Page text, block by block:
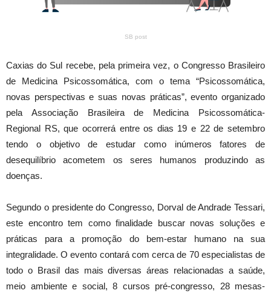
SB post
Caxias do Sul recebe, pela primeira vez, o Congresso Brasileiro
de Medicina Psicossomática, com o tema “Psicossomática,
novas perspectivas e suas novas práticas”, evento organizado
pela Associação Brasileira de Medicina Psicossomática-
Regional RS, que ocorrerá entre os dias 19 e 22 de setembro
tendo o objetivo de estudar como inúmeros fatores de
desequilíbrio acometem os seres humanos produzindo as
doenças.
Segundo o presidente do Congresso, Dorval de Andrade Tessari,
este encontro tem como finalidade buscar novas soluções e
práticas para a promoção do bem-estar humano na sua
integralidade. O evento contará com cerca de 70 especialistas de
todo o Brasil das mais diversas áreas relacionadas a saúde,
meio ambiente e social, 8 cursos pré-congresso, 28 mesas-